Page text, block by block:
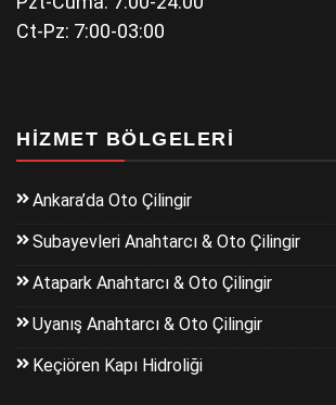
Ct-Pz: 7:00-03:00
HIZMET BÖLGELERI
Ankara’da Oto Çilingir
Subayevleri Anahtarcı & Oto Çilingir
Atapark Anahtarcı & Oto Çilingir
Uyanış Anahtarcı & Oto Çilingir
Keçiören Kapı Hidroliği